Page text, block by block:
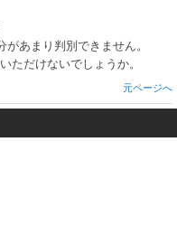
あまり判別できません。
ただけないでしょうか。
元ページへ